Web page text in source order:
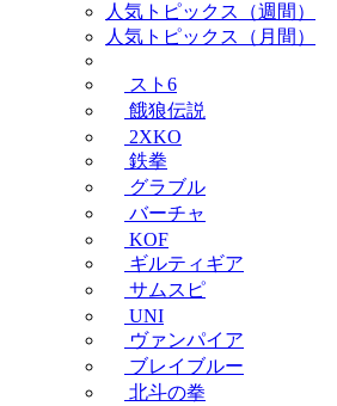
人気トピックス（週間）
人気トピックス（月間）
スト6
餓狼伝説
2XKO
鉄拳
グラブル
バーチャ
KOF
ギルティギア
サムスピ
UNI
ヴァンパイア
ブレイブルー
北斗の拳